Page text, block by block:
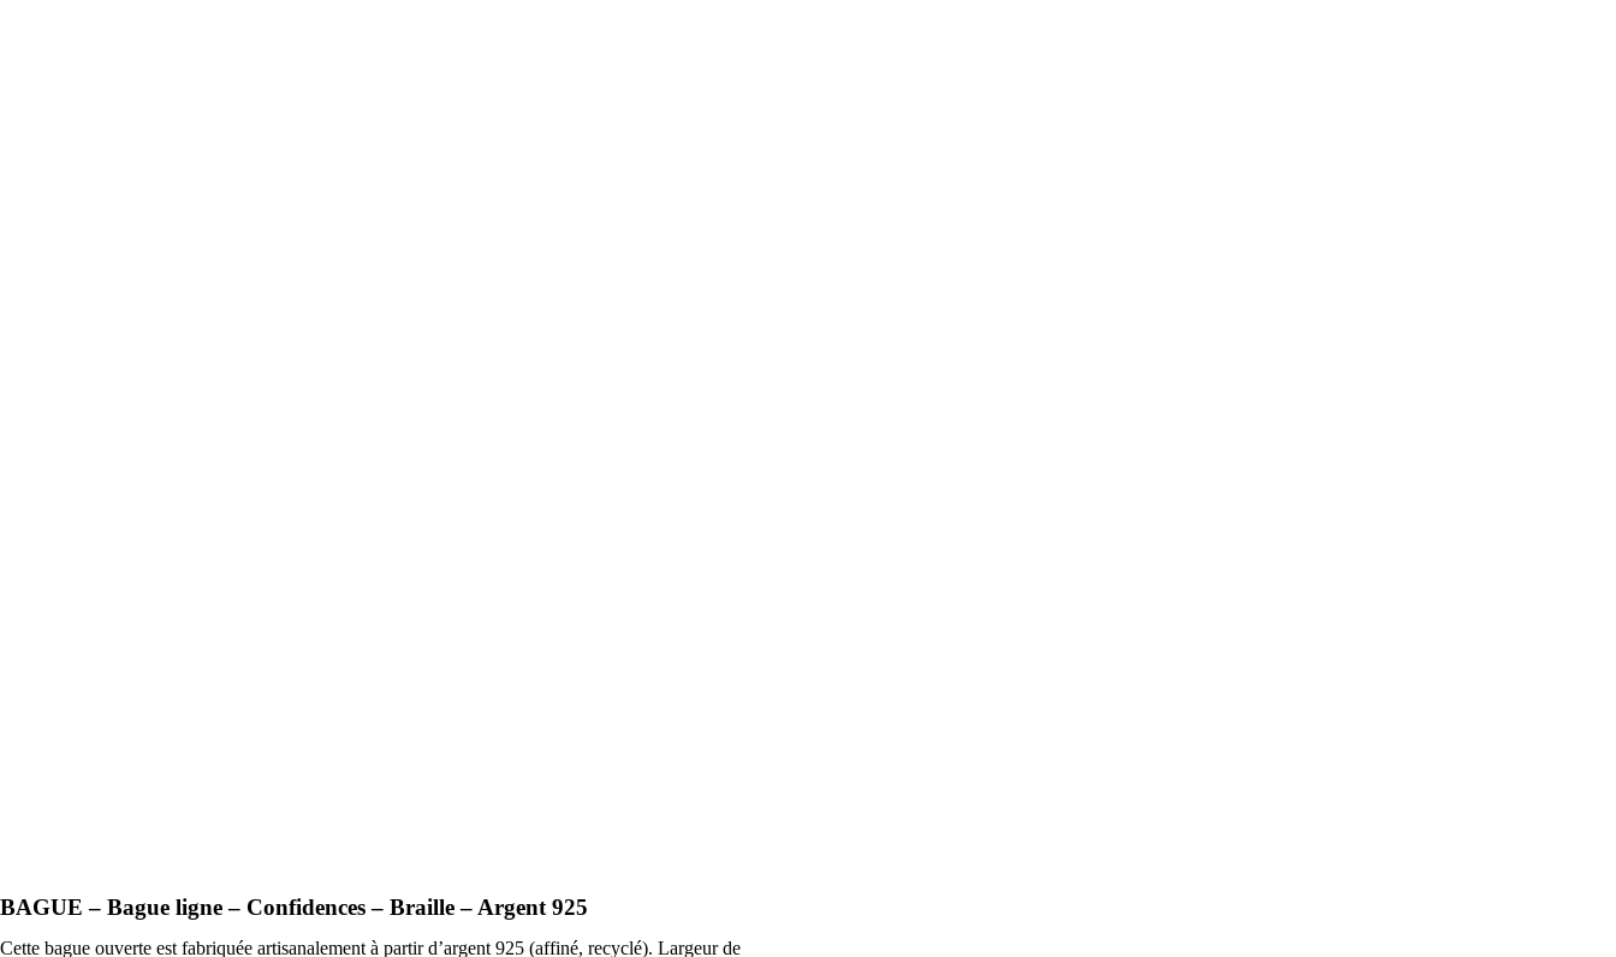
BAGUE – Bague ligne – Confidences – Braille – Argent 925
Cette bague ouverte est fabriquée artisanalement à partir d’argent 925 (affiné, recyclé). Largeur de